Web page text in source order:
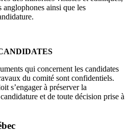
anglophones ainsi que les
qui concernent les candidates
du comité sont confidentiels.
s’engager à préserver la
et de toute décision prise à